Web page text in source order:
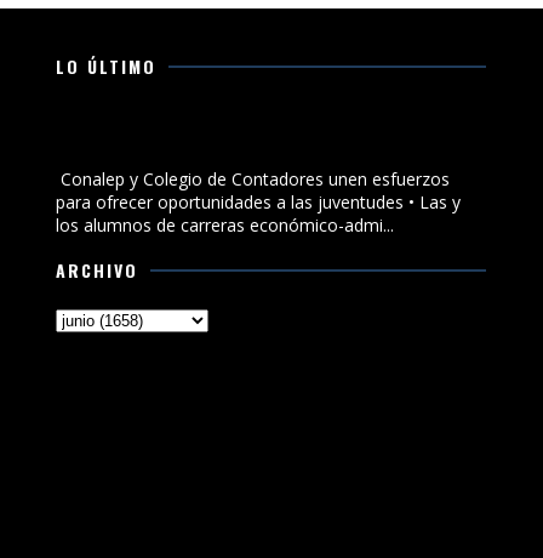
LO ÚLTIMO
Conalep y Colegio de Contadores unen esfuerzos
para ofrecer oportunidades a las juventudes • Las y
los alumnos de carreras económico-admi...
ARCHIVO